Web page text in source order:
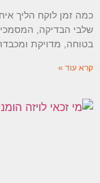
כמה זמן לוקח הליך
שלבי הבדיקה,
בטוחה, מדויקת
קרא עוד »